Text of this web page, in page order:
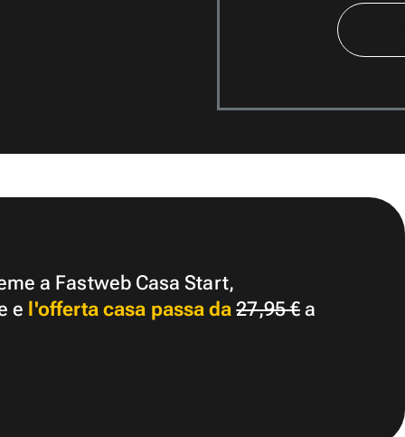
a Fastweb Casa Start,
e l'offerta casa passa da 27,95 €a